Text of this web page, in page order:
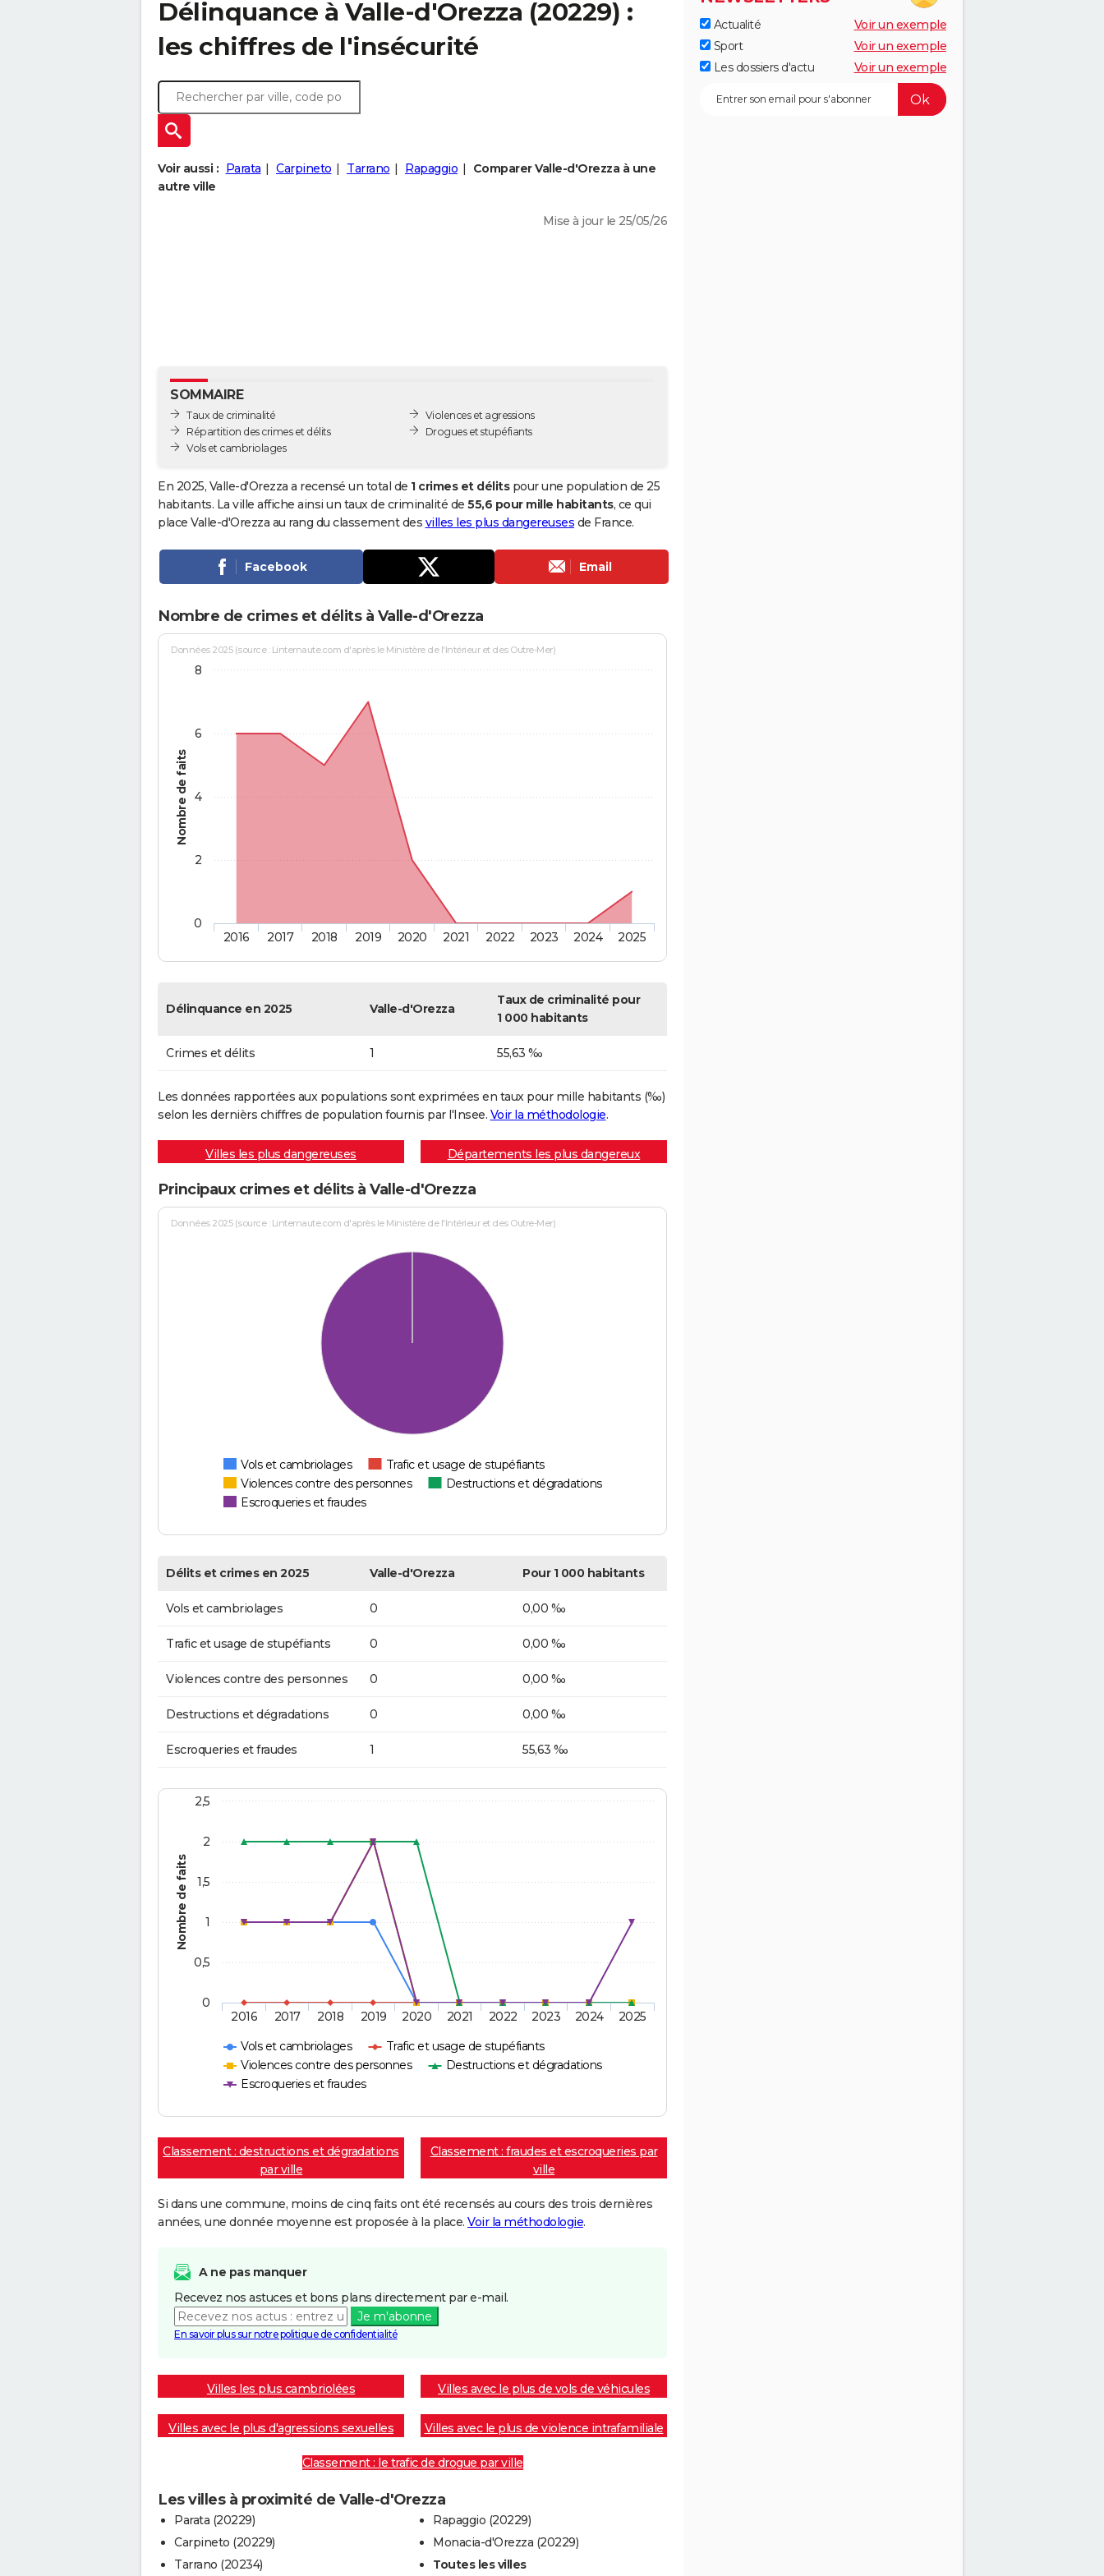
Délinquance à Valle-d'Orezza (20229) :
les chiffres de l'insécurité
Voir aussi : Parata Carpineto Tarrano Rapaggio
Comparer Valle-d'Orezza à une
autre ville
Mise à jour le 25/05/26
SOMMAIRE
Taux de criminalité
Répartition des crimes et délits
Vols et cambriolages
Violences et agressions
Drogues et stupéfiants
En 2025, Valle-d'Orezza a recensé un total de 1 crimes et délitspour une population de 25
habitants. La ville affiche ainsi un taux de criminalité de 55,6 pour mille habitants, ce qui
place Valle-d'Orezza au rang du classement des villes les plus dangereuses de France.
Facebook Email
Nombre de crimes et délits à Valle-d'Orezza
Nombre de faits
Données 2025 (source : Linternaute.com d'après le Ministère de l'Intérieur et des Outre-Mer)
2016 2017 2018 2019 2020 2021 2022 2023 2024 2025
0
2
4
6
8
Délinquance en 2025 Valle-d'Orezza
Taux de criminalité pour
1 000 habitants
Crimes et délits 1 55,63 ‰
Les données rapportées aux populations sont exprimées en taux pour mille habitants (‰)
selon les dernièrs chiffres de population fournis par l'Insee. Voir la méthodologie.
Villes les plus dangereuses Départements les plus dangereux
Principaux crimes et délits à Valle-d'Orezza
Données 2025 (source : Linternaute.com d'après le Ministère de l'Intérieur et des Outre-Mer)
Vols et cambriolages
Trafic et usage de stupéfiants
Violences contre des personnes
Destructions et dégradations
Escroqueries et fraudes
Délits et crimes en 2025 Valle-d'Orezza Pour 1 000 habitants
Vols et cambriolages 0 0,00 ‰
Trafic et usage de stupéfiants 0 0,00 ‰
Violences contre des personnes 0 0,00 ‰
Destructions et dégradations 0 0,00 ‰
Escroqueries et fraudes 1 55,63 ‰
Nombre de faits
Vols et cambriolages
Trafic et usage de stupéfiants
Violences contre des personnes
Destructions et dégradations
Escroqueries et fraudes
2016 2017 2018 2019 2020 2021 2022 2023 2024 2025
0
0,5
1
1,5
2
2,5
Classement : destructions et dégradations
par ville
Classement : fraudes et escroqueries par
ville
Si dans une commune, moins de cinq faits ont été recensés au cours des trois dernières
années, une donnée moyenne est proposée à la place. Voir la méthodologie.
A ne pas manquer
Recevez nos astuces et bons plans directement par e-mail.
Je m'abonne
En savoir plus sur notre politique de confidentialité
Villes les plus cambriolées Villes avec le plus de vols de véhicules
Villes avec le plus d'agressions sexuelles Villes avec le plus de violence intrafamiliale
Classement : le trafic de drogue par ville
Les villes à proximité de Valle-d'Orezza
Parata (20229)
Carpineto (20229)
Tarrano (20234)
Rapaggio (20229)
Monacia-d'Orezza (20229)
Toutes les villes
Actualité
Voir un exemple
Sport
Voir un exemple
Les dossiers d'actu
Voir un exemple